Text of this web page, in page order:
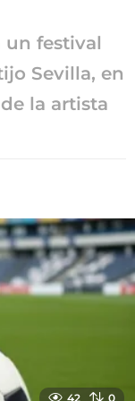
un festival
Sevilla, en
la artista
42 0